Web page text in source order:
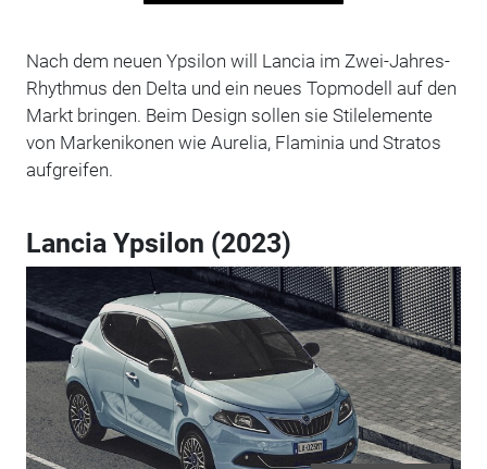
Nach dem neuen Ypsilon will Lancia im Zwei-Jahres-
Rhythmus den Delta und ein neues Topmodell auf den
Markt bringen. Beim Design sollen sie Stilelemente
von Markenikonen wie Aurelia, Flaminia und Stratos
aufgreifen.
Lancia Ypsilon (2023)